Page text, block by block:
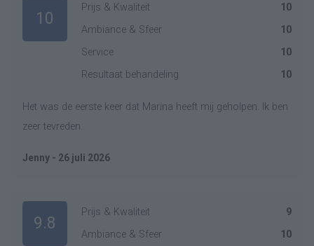
10
Prijs & Kwaliteit
10
Ambiance & Sfeer
10
Service
10
Resultaat behandeling
10
Het was de eerste keer dat Marina heeft mij geholpen. Ik ben
zeer tevreden.
Jenny - 26 juli 2026
9.8
Prijs & Kwaliteit
9
Ambiance & Sfeer
10